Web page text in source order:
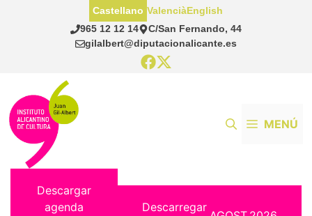
965 12 12 14
C/San Fernando, 44
gilalbert@diputacionalicante.es
Castellano ValenciàEnglish
MENÚ
Descargar
agenda
Descarregar